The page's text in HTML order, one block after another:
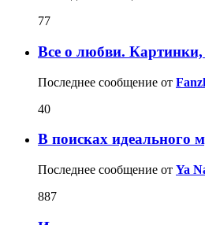
77
Все о любви.
Последнее сообщение от
40
В поисках идеального
Последнее сообщение от Ya
887